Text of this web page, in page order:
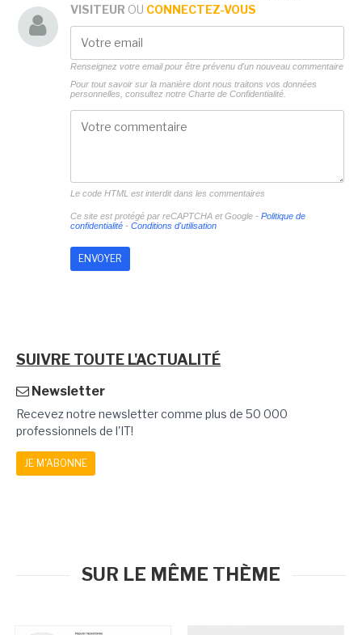
VISITEUR OU CONNECTEZ-VOUS
Renseignez votre email pour être prévenu d'un nouveau commentaire
Pour tout savoir sur la manière dont nous traitons vos données
personnelles, consultez notre Charte de Confidentialité.
Le code HTML est interdit dans les commentaires
Ce site est protégé par reCAPTCHA et Google - Politique de
confidentialité- Conditions d'utilisation
SUIVRE TOUTE L'ACTUALITÉ
Newsletter
Recevez notre newsletter comme plus de 50 000
professionnels de l'IT!
JE M'ABONNE
SUR LE MÊME THÈME